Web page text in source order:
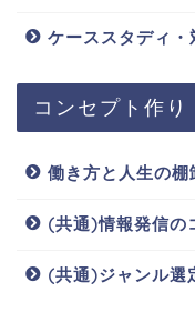
ケーススタディ・
コンセプト作り
働き方と人生の棚
(共通)情報発信の
(共通)ジャンル選